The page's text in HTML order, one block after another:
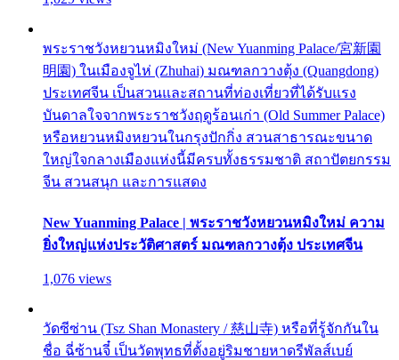
พระราชวังหยวนหมิงใหม่ (New Yuanming Palace/宮新園
明園) ในเมืองจูไห่ (Zhuhai) มณฑลกวางตุ้ง (Quangdong)
ประเทศจีน เป็นสวนและสถานที่ท่องเที่ยวที่ได้รับแรง
บันดาลใจจากพระราชวังฤดูร้อนเก่า (Old Summer Palace)
หรือหยวนหมิงหยวนในกรุงปักกิ่ง สวนสาธารณะขนาด
ใหญ่ใจกลางเมืองแห่งนี้มีครบทั้งธรรมชาติ สถาปัตยกรรม
จีน สวนสนุก และการแสดง
New Yuanming Palace | พระราชวังหยวนหมิงใหม่ ความ
ยิ่งใหญ่แห่งประวัติศาสตร์ มณฑลกวางตุ้ง ประเทศจีน
1,076 views
วัดซีซ่าน (Tsz Shan Monastery / 慈山寺) หรือที่รู้จักกันใน
ชื่อ ฉี่ซ้านจี๋ เป็นวัดพุทธที่ตั้งอยู่ริมชายหาดรีพัลส์เบย์